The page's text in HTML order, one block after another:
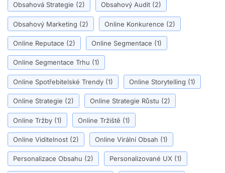
Obsahová Strategie (2) Obsahový Audit (2)
Obsahový Marketing (2) Online Konkurence (2)
Online Reputace (2) Online Segmentace (1)
Online Segmentace Trhu (1)
Online Spotřebitelské Trendy (1) Online Storytelling (1)
Online Strategie (2) Online Strategie Růstu (2)
Online Tržby (1) Online Tržiště (1)
Online Viditelnost (2) Online Virální Obsah (1)
Personalizace Obsahu (2) Personalizované UX (1)